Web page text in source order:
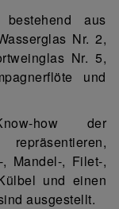
aus
Nr. 2,
Nr. 5,
und
how der
repräsentieren,
Mandel-, Filet-,
und einen
ausgestellt.